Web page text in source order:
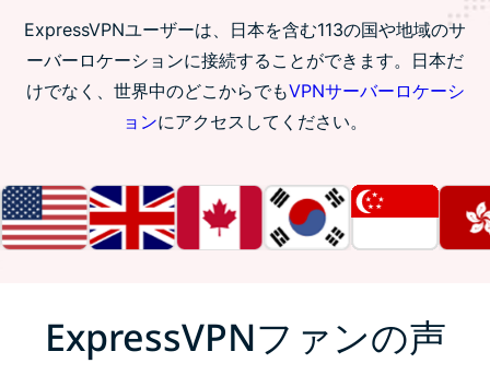
ExpressVPNユーザーは、日本を含む113の国や地域のサ
ーバーロケーションに接続することができます。日本だ
けでなく、世界中のどこからでもVPNサーバーロケーシ
ョンにアクセスしてください。
ExpressVPNファンの声